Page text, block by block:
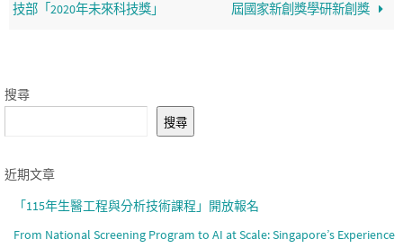
技部「2020年未來科技獎」
屆國家新創獎學研新創獎
搜尋
搜尋
近期文章
「115年生醫工程與分析技術課程」開放報名
From National Screening Program to AI at Scale: Singapore’s Experience